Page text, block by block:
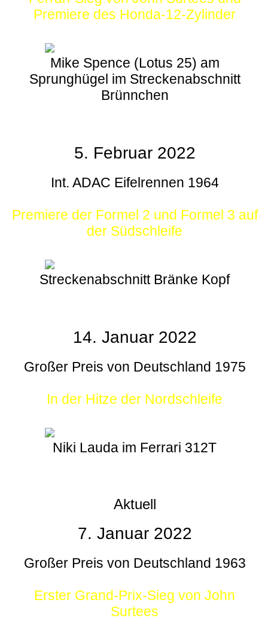
Premiere des Honda-12-Zylinder
Mike Spence (Lotus 25) am
Sprunghügel im Streckenabschnitt
Brünnchen
5. Februar 2022
Int. ADAC Eifelrennen 1964
Premiere der Formel 2 und Formel 3 auf
der Südschleife
Streckenabschnitt Bränke Kopf
14. Januar 2022
Großer Preis von Deutschland 1975
In der Hitze der Nordschleife
Niki Lauda im Ferrari 312T
Aktuell
7. Januar 2022
Großer Preis von Deutschland 1963
Erster Grand-Prix-Sieg von John
Surtees